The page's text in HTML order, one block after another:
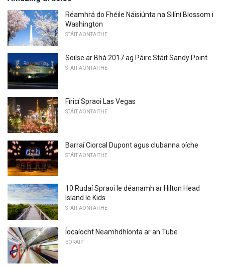
Réamhrá do Fhéile Náisiúnta na Silíní Blossom i
Washington
STÁIT AONTAITHE
Soilse ar Bhá 2017 ag Páirc Stáit Sandy Point
STÁIT AONTAITHE
Fíricí Spraoi Las Vegas
STÁIT AONTAITHE
Barraí Ciorcal Dupont agus clubanna oíche
STÁIT AONTAITHE
10 Rudaí Spraoi le déanamh ar Hilton Head
Island le Kids
STÁIT AONTAITHE
Íocaíocht Neamhdhíonta ar an Tube
EORAIP